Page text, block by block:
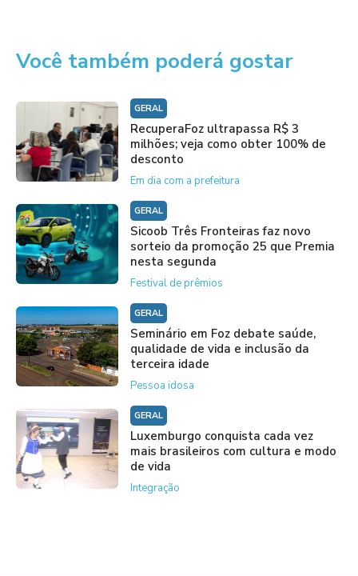
Você também poderá gostar
GERAL
RecuperaFoz ultrapassa R$ 3
milhões; veja como obter 100% de
desconto
Em dia com a prefeitura
GERAL
Sicoob Três Fronteiras faz novo
sorteio da promoção 25 que Premia
nesta segunda
Festival de prêmios
GERAL
Seminário em Foz debate saúde,
qualidade de vida e inclusão da
terceira idade
Pessoa idosa
GERAL
Luxemburgo conquista cada vez
mais brasileiros com cultura e modo
de vida
Integração